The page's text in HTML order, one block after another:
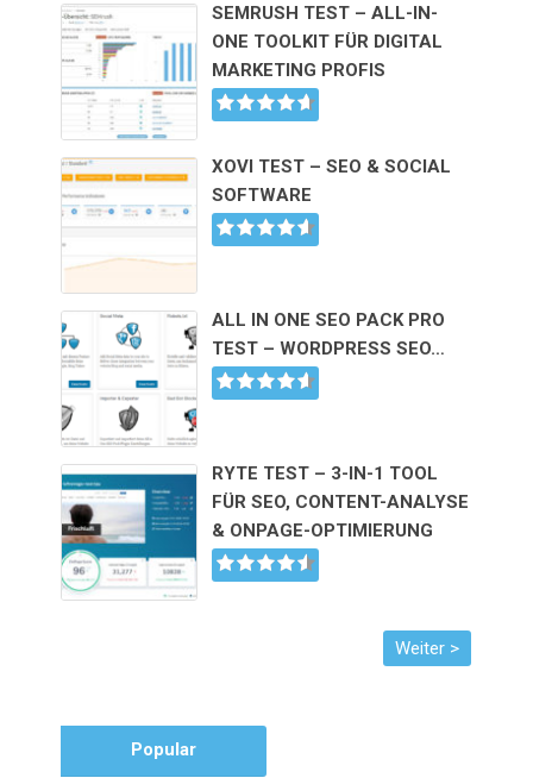
SEMRUSH TEST – ALL-IN-
ONE TOOLKIT FÜR DIGITAL
MARKETING PROFIS
XOVI TEST – SEO & SOCIAL
SOFTWARE
ALL IN ONE SEO PACK PRO
TEST – WORDPRESS SEO…
RYTE TEST – 3-IN-1 TOOL
FÜR SEO, CONTENT-ANALYSE
& ONPAGE-OPTIMIERUNG
Popular